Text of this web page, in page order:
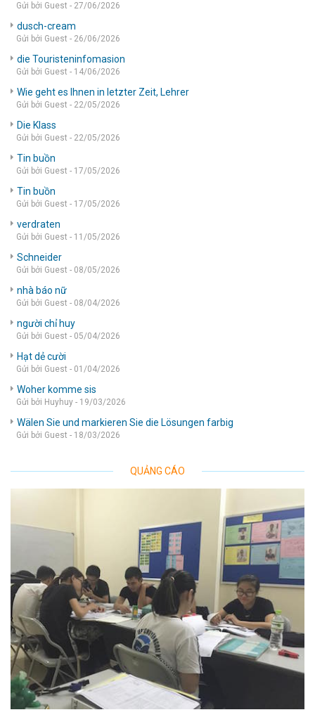
Gửi bởi Guest - 27/06/2026
dusch-cream
Gửi bởi Guest - 26/06/2026
die Touristeninfomasion
Gửi bởi Guest - 14/06/2026
Wie geht es Ihnen in letzter Zeit, Lehrer
Gửi bởi Guest - 22/05/2026
Die Klass
Gửi bởi Guest - 22/05/2026
Tin buồn
Gửi bởi Guest - 17/05/2026
Tin buồn
Gửi bởi Guest - 17/05/2026
verdraten
Gửi bởi Guest - 11/05/2026
Schneider
Gửi bởi Guest - 08/05/2026
nhà báo nữ
Gửi bởi Guest - 08/04/2026
người chỉ huy
Gửi bởi Guest - 05/04/2026
Hạt dẻ cười
Gửi bởi Guest - 01/04/2026
Woher komme sis
Gửi bởi Huyhuy - 19/03/2026
Wälen Sie und markieren Sie die Lösungen farbig
Gửi bởi Guest - 18/03/2026
QUẢNG CÁO